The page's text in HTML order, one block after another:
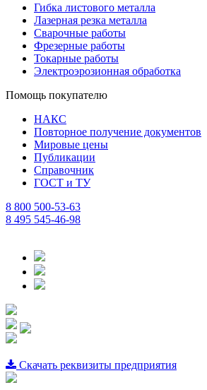
Гибка листового металла
Лазерная резка металла
Сварочные работы
Фрезерные работы
Токарные работы
Электроэрозионная обработка
Помощь покупателю
НАКС
Повторное получение документов
Мировые цены
Публикации
Справочник
ГОСТ и ТУ
8 800 500-53-63
8 495 545-46-98
Скачать реквизиты предприятия